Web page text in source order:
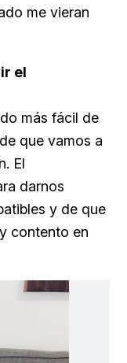
me vieran
el
más fácil de
que vamos a
El
darnos
y de que
contento en